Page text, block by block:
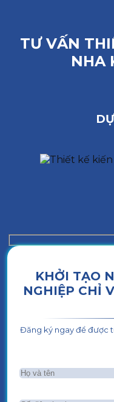
TƯ VẤN
NHA
KHỞI TẠO
NGHIỆP CHỈ
Đăng ký ngay để được